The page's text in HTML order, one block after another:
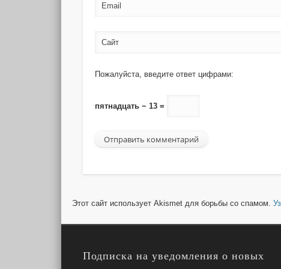
Email
Сайт
Пожалуйста, введите ответ цифрами:
пятнадцать − 13 =
Этот сайт использует Akismet для борьбы со спамом.
Подписка на уведомления о новых